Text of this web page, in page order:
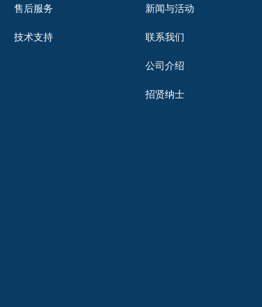
售后服务
技术支持
新闻与活动
联系我们
公司介绍
招贤纳士